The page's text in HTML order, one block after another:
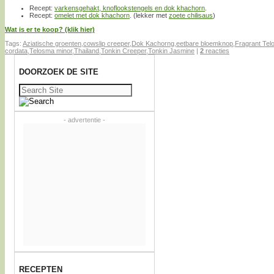
Recept: varkensgehakt, knoflookstengels en dok khachorn
Recept: omelet met dok khachorn . (lekker met zoete chilisaus)
Wat is er te koop? (klik hier)
Tags: Aziatische groenten cowslip creeper, Dok Kachorng eetbare bloemknop Fragrant
cordata Telosma minor,Thailand Tonkin Creeper,Tonkin Jasmine | 2 reacties
DOORZOEK DE SITE
Zoeken
naar:
- advertentie -
RECEPTEN